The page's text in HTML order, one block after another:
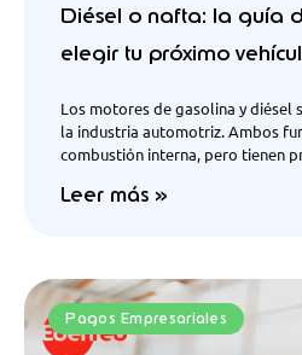
Diésel o nafta: la guía
elegir tu próximo
Los motores de gasolina y diésel
la industria automotriz. Ambos
combustión interna, pero tienen
Leer más »
Pagos Empresariales